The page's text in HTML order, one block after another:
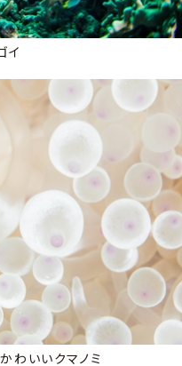
イ
わいいクマノミ